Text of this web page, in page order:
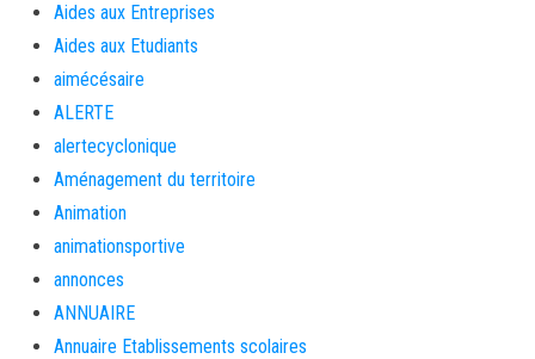
Aides aux Entreprises
Aides aux Etudiants
aimécésaire
ALERTE
alertecyclonique
Aménagement du territoire
Animation
animationsportive
annonces
ANNUAIRE
Annuaire Etablissements scolaires